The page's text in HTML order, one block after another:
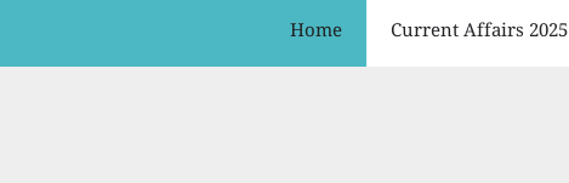
Home Current Affairs 2025